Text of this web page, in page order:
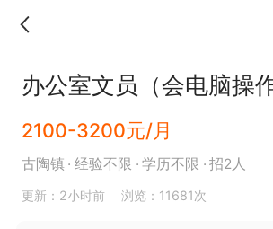
办公室文员（会电脑操作
2100-3200元/月
古陶镇 经验不限 学历不限 招2人
更新：2小时前 浏览：11681次